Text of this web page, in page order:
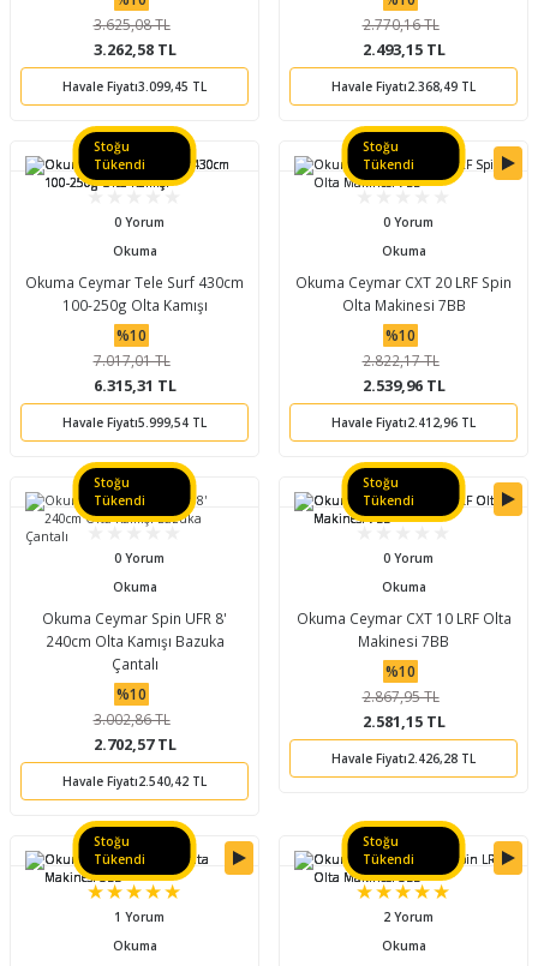
3.625,08 TL
3.262,58 TL
Havale Fiyatı3.099,45 TL
2.770,16 TL
2.493,15 TL
Havale Fiyatı2.368,49 TL
Stoğu
Tükendi
0 Yorum
Okuma
Okuma Ceymar Tele Surf 430cm
100-250g Olta Kamışı
%10
7.017,01 TL
6.315,31 TL
Havale Fiyatı5.999,54 TL
Stoğu
Tükendi
0 Yorum
Okuma
Okuma Ceymar CXT 20 LRF Spin
Olta Makinesi 7BB
%10
2.822,17 TL
2.539,96 TL
Havale Fiyatı2.412,96 TL
Stoğu
Tükendi
0 Yorum
Okuma
Okuma Ceymar Spin UFR 8'
240cm Olta Kamışı Bazuka
Çantalı
%10
3.002,86 TL
2.702,57 TL
Havale Fiyatı2.540,42 TL
Stoğu
Tükendi
0 Yorum
Okuma
Okuma Ceymar CXT 10 LRF Olta
Makinesi 7BB
%10
2.867,95 TL
2.581,15 TL
Havale Fiyatı2.426,28 TL
Stoğu
Tükendi
1 Yorum
Okuma
Stoğu
Tükendi
2 Yorum
Okuma